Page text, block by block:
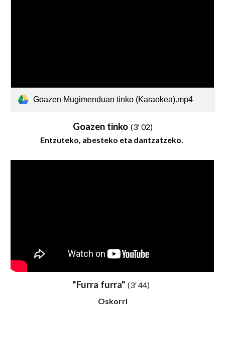
Goazen Mugimenduan tinko (Karaokea).mp4
Goazen tinko (3' 02)
Entzuteko , abesteko eta dantzatzeko
"Furra furra" (3' 44)
Oskorri